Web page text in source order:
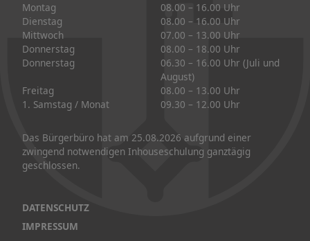
Montag
08.00 – 16.00 Uhr
Dienstag
08.00 – 16.00 Uhr
Mittwoch
07.00 – 13.00 Uhr
Donnerstag
08.00 – 18.00 Uhr
Donnerstag
06.30 – 16.00 Uhr (Juli und
August)
Freitag
08.00 – 13.00 Uhr
1. Samstag / Monat
09.30 – 12.00 Uhr
Das Bürgerbüro hat am 25.08.2026 aufgrund einer
zwingend notwendigen Inhouseschulung ganztägig
geschlossen.
DATENSCHUTZ
IMPRESSUM